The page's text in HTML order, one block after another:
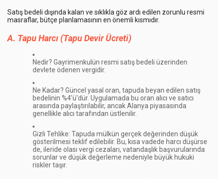
Satış bedeli dışında kalan ve sıklıkla göz ardı edilen zorunlu resmi
masraflar, bütçe planlamasının en önemli kısmıdır.
A. Tapu Harcı (Tapu Devir Ücreti)
Nedir? Gayrimenkulün resmi satış bedeli üzerinden
devlete ödenen vergidir.
Ne Kadar? Güncel yasal oran, tapuda beyan edilen satış
bedelinin %4'ü'dür. Uygulamada bu oran alıcı ve satıcı
arasında paylaştırılabilir, ancak Alanya piyasasında
genellikle alıcı tarafından üstlenilir.
Gizli Tehlike: Tapuda mülkün gerçek değerinden düşük
gösterilmesi teklif edilebilir. Bu, kısa vadede harcı düşürse
de, ileride olası vergi cezaları, vatandaşlık başvurularında
sorunlar ve düşük değerleme nedeniyle büyük hukuki
risklertaşır.